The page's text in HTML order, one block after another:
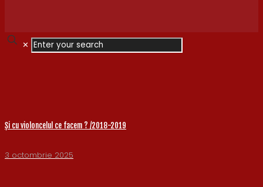
✕
Și cu violoncelul ce facem ? /2018-2019
3 octombrie 2025